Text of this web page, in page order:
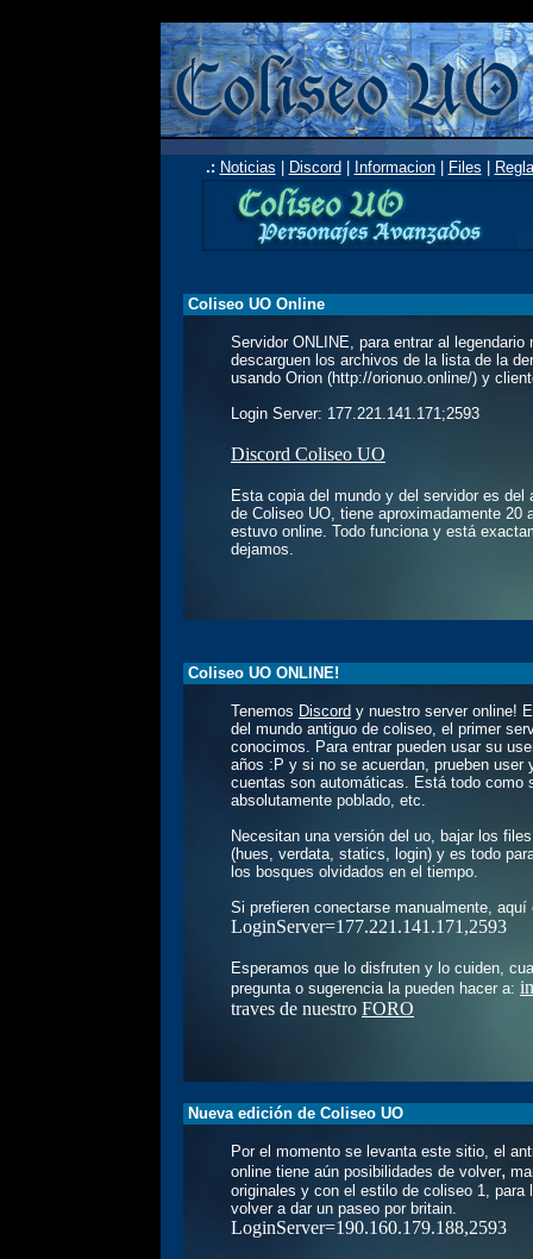
.: Noticias Discord Informacion| Files
Coliseo UO Online
Servidor ONLINE, para entrar al legendario
descarguen los archivos de la lista de la
usando Orion (http://orionuo.online/) y
Login Server: 177.221.141.171;2593
Discord Coliseo UO
Esta copia del mundo y del servidor es del
de Coliseo UO, tiene aproximadamente 20
estuvo online. Todo funciona y está
dejamos.
Coliseo UO ONLINE!
Tenemos Discord y nuestro server online!
del mundo antiguo de coliseo, el primer
conocimos. Para entrar pueden usar su
años :P y si no se acuerdan, prueben user
cuentas son automáticas. Está todo como
absolutamente poblado, etc.
Necesitan una versión del uo, bajar los
(hues, verdata, statics, login) y es todo
los bosques olvidados en el tiempo.
Si prefieren conectarse manualmente,
LoginServer=177.221.141.171,2593
Esperamos que lo disfruten y lo cuiden,
pregunta o sugerencia la pueden hacer a:
traves de nuestro FORO
Nueva edición de Coliseo UO
Por el momento se levanta este sitio, el
online tiene aún posibilidades de volver,
originales y con el estilo de coliseo 1, para
volver a dar un paseo por britain.
LoginServer=190.160.179.188,2593